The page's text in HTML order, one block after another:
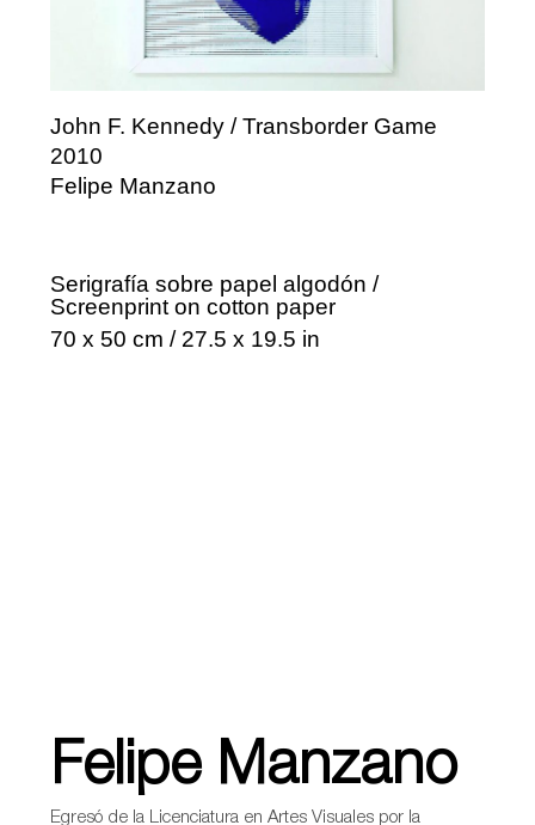
John F. Kennedy / Transborder Game
2010
Felipe Manzano
Serigrafía sobre papel algodón /
Screenprint on cotton paper
70 x 50 cm / 27.5 x 19.5 in
Felipe Manzano
Egresó de la Licenciatura en Artes Visuales por la